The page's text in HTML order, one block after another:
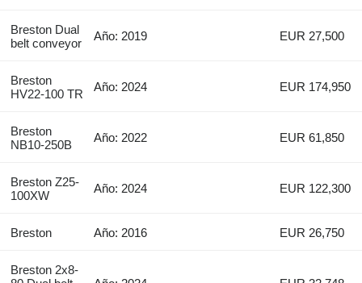
Breston Dual
belt conveyor
Año: 2019 EUR 27,500
Breston
HV22-100 TR
Año: 2024 EUR 174,950
Breston
NB10-250B
Año: 2022 EUR 61,850
Breston Z25-
100XW
Año: 2024 EUR 122,300
Breston Año: 2016 EUR 26,750
Breston 2x8-